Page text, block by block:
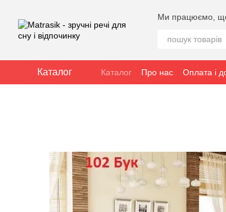
Ми працюємо,
Каталог Каталог Про нас Оплата і
Публічна угода (оферта)